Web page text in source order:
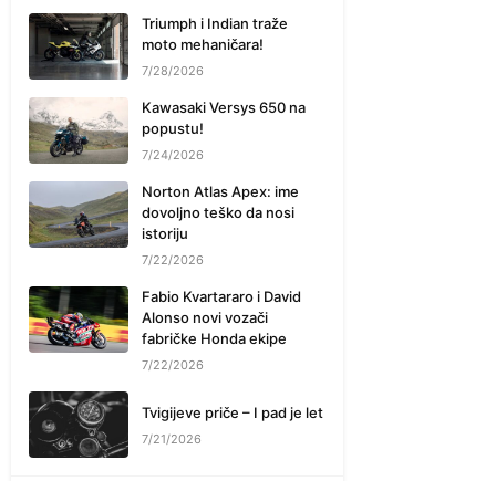
Triumph i Indian traže
moto mehaničara!
7/28/2026
Kawasaki Versys 650 na
popustu!
7/24/2026
Norton Atlas Apex: ime
dovoljno teško da nosi
istoriju
7/22/2026
Fabio Kvartararo i David
Alonso novi vozači
fabričke Honda ekipe
7/22/2026
Tvigijeve priče – I pad je let
7/21/2026